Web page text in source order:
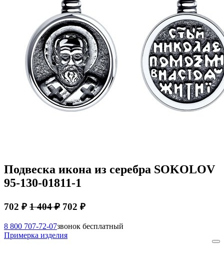
Подвеска икона из серебра SOKOLOV
95-130-01811-1
702 ₽ 1 404 ₽ 702 ₽
8 800 707-72-07звонок бесплатный
Примерка изделия